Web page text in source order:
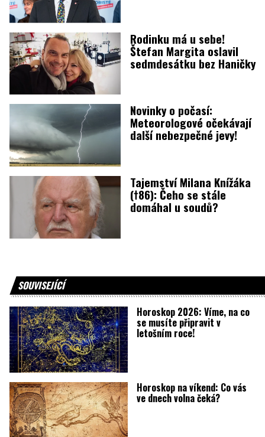
Rodinku má u sebe!
Štefan Margita oslavil
sedmdesátku bez Haničky
Novinky o počasí:
Meteorologové očekávají
další nebezpečné jevy!
Tajemství Milana Knížáka
(†86): Čeho se stále
domáhal u soudů?
SOUVISEJÍCÍ
Horoskop 2026: Víme, na co
se musíte připravit v
letošním roce!
Horoskop na víkend: Co vás
ve dnech volna čeká?